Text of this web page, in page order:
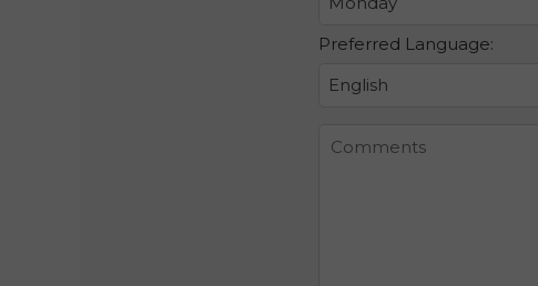
Preferred Language:
English